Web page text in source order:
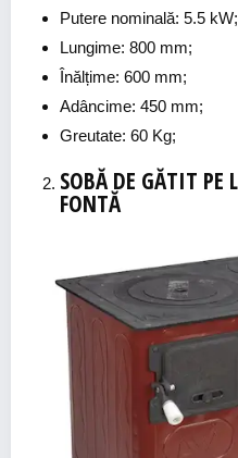
Putere nominală: 5.5 kW;
Lungime: 800 mm;
Înălțime: 600 mm;
Adâncime: 450 mm;
Greutate: 60 Kg;
SOBĂ DE GĂTIT PE
FONTĂ